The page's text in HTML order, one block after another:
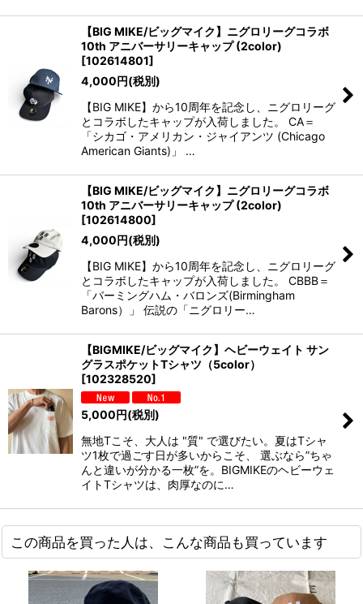
【BIG MIKE/ビッグマイク】ニグロリーグコラボ
10th アニバーサリーキャップ (2color)
[102614801]
4,000円(税別)
【BIG MIKE】から10周年を記念し、ニグロリーグ
とコラボしたキャップが入荷しました。 CA＝
「シカゴ・アメリカン・ジャイアンツ (Chicago
American Giants)」 …
【BIG MIKE/ビッグマイク】ニグロリーグコラボ
10th アニバーサリーキャップ (2color)
[102614800]
4,000円(税別)
【BIG MIKE】から10周年を記念し、ニグロリーグ
とコラボしたキャップが入荷しました。 CBBB＝
「バーミングハム・バロンズ(Birmingham
Barons）」 伝説の「ニグロリー…
【BIGMIKE/ビッグマイク】ヘビーウェイト サン
グラスポケットTシャツ（5color）
[102328520]
5,000円(税別)
無地Tこそ、大人は "質" で選びたい。夏はTシャ
ツ1枚で過ごす日が多いからこそ、 選ぶなら”ちゃ
んと違いが分かる一枚”を。BIGMIKEのヘビーウェ
イトTシャツは、肉厚なのに…
この商品を買った人は、こんな商品も買っています